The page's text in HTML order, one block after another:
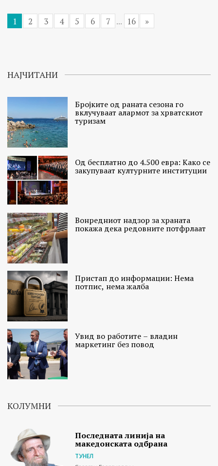
1 2 3 4 5 6 7 ... 16 »
НАЈЧИТАНИ
Бројките од раната сезона го
вклучуваат алармот за хрватскиот
туризам
Од бесплатно до 4.500 евра: Како се
закупуваат културните институции
Вонредниот надзор за храната
покажа дека редовните потфрлаат
Пристап до информации: Нема
потпис, нема жалба
Увид во работите – владин
маркетинг без повод
КОЛУМНИ
Последната линија на
македонската одбрана
ТУНЕЛ